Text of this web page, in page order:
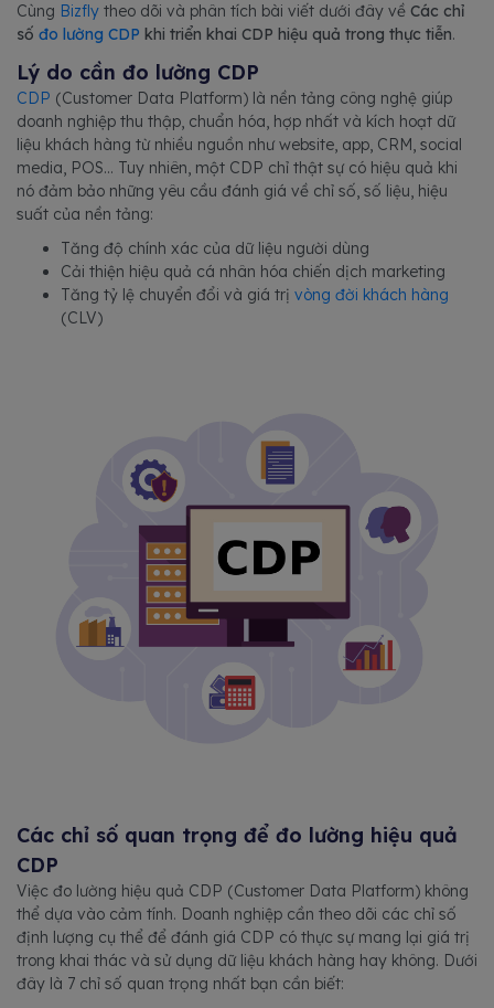
Cùng Bizfly theo dõi và phân tích bài viết dưới đây về Các chỉ
số đo lường CDP khi triển khai CDP hiệu quả trong thực tiễn.
Lý do cần đo lường CDP
CDP (Customer Data Platform) là nền tảng công nghệ giúp
doanh nghiệp thu thập, chuẩn hóa, hợp nhất và kích hoạt dữ
liệu khách hàng từ nhiều nguồn như website, app, CRM, social
media, POS... Tuy nhiên, một CDP chỉ thật sự có hiệu quả khi
nó đảm bảo những yêu cầu đánh giá về chỉ số, số liệu, hiệu
suất của nền tảng:
Tăng độ chính xác của dữ liệu người dùng
Cải thiện hiệu quả cá nhân hóa chiến dịch marketing
Tăng tỷ lệ chuyển đổi và giá trị vòng đời khách hàng
(CLV)
Các chỉ số quan trọng để đo lường hiệu quả
CDP
Việc đo lường hiệu quả CDP (Customer Data Platform) không
thể dựa vào cảm tính. Doanh nghiệp cần theo dõi các chỉ số
định lượng cụ thể để đánh giá CDP có thực sự mang lại giá trị
trong khai thác và sử dụng dữ liệu khách hàng hay không. Dưới
đây là 7 chỉ số quan trọng nhất bạn cần biết: